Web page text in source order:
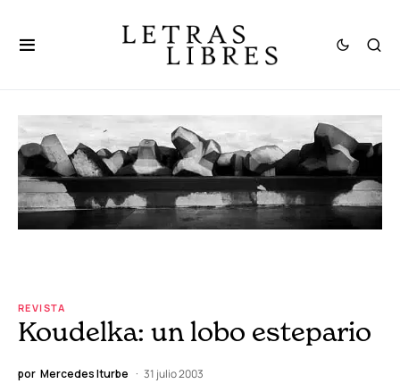
REVISTA
Koudelka: un lobo estepario
por Mercedes Iturbe 31 julio 2003